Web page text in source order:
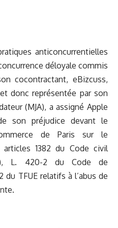
anticoncurrentielles
déloyale commis
cocontractant, eBizcuss,
donc représentée par son
(MJA), a assigné Apple
son préjudice devant le
de Paris sur le
1382 du Code civil
L. 420-2 du Code de
du TFUE relatifs à l’abus de